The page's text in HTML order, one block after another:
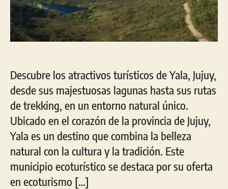
Descubre los atractivos turísticos de Yala, Jujuy,
desde sus majestuosas lagunas hasta sus rutas
de trekking, en un entorno natural único.
Ubicado en el corazón de la provincia de Jujuy,
Yala es un destino que combina la belleza
natural con la cultura y la tradición. Este
municipio ecoturístico se destaca por su oferta
en ecoturismo […]